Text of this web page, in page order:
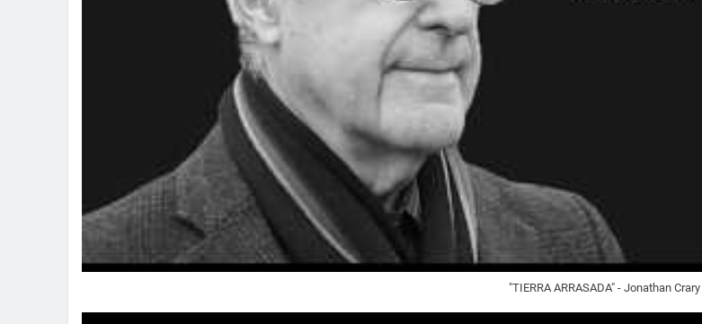
"TIERRA ARRASADA" - Jonathan Crary